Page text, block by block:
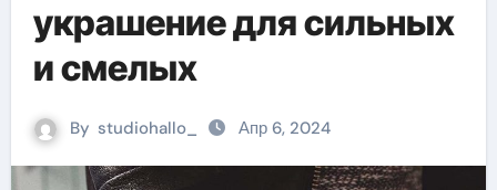
украшение для сильных
и смелых
By studiohallo_ Апр 6, 2024